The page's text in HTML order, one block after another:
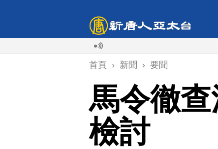
首頁 › 新聞 › 要聞
馬令徹
檢討